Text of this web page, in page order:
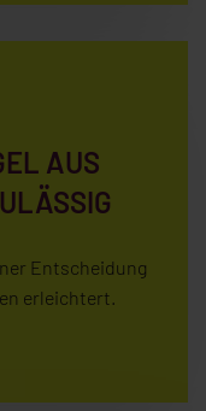
AUS
Entscheidung
erleichtert.